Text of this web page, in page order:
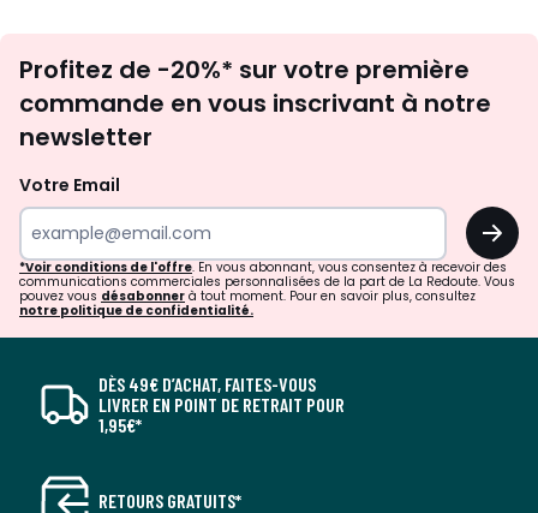
newsletter
Profitez de -20%* sur votre première
commande en vous inscrivant à notre
newsletter
Votre Email
OK
*Voir conditions de l'offre. En vous abonnant, vous consentez à recevoir des
communications commerciales personnalisées de la part de La Redoute. Vous
pouvez vous désabonner à tout moment. Pour en savoir plus, consultez
notre politique de confidentialité.
DÈS 49€ D’ACHAT, FAITES-VOUS
LIVRER EN POINT DE RETRAIT POUR
1,95€*
RETOURS GRATUITS*